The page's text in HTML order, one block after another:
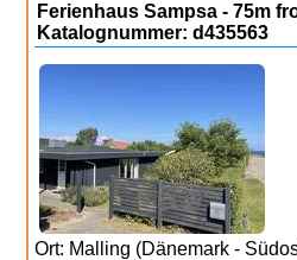
Ferienhaus Sampsa - 75m
Katalognummer: d435563
Ort: Malling (Dänemark -